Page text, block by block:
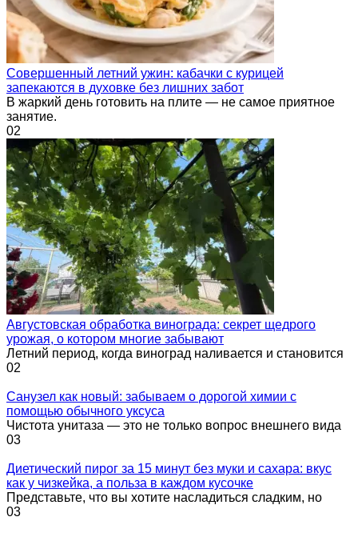
Совершенный летний ужин: кабачки с курицей
запекаются в духовке без лишних забот
В жаркий день готовить на плите — не самое приятное
занятие.
02
Августовская обработка винограда: секрет щедрого
урожая, о котором многие забывают
Летний период, когда виноград наливается и становится
02
Санузел как новый: забываем о дорогой химии с
помощью обычного уксуса
Чистота унитаза — это не только вопрос внешнего вида
03
Диетический пирог за 15 минут без муки и сахара: вкус
как у чизкейка, а польза в каждом кусочке
Представьте, что вы хотите насладиться сладким, но
03